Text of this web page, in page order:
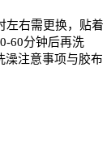
左右需更换，贴着
60分钟后再洗
澡注意事项与胶布